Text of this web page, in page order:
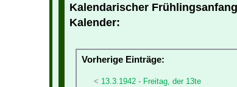
Kalendarischer
Kalender:
Vorherige Einträge:
13.3.1942 - Freitag, der 13te